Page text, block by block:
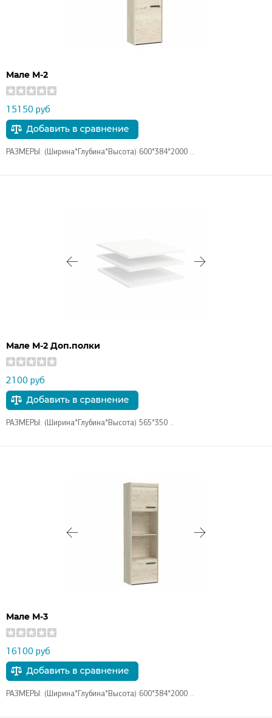
Мале М-2
15150 руб
РАЗМЕРЫ: (Ширина*Глубина*Высота) 600*384*2000 ..
Мале М-2 Доп.полки
2100 руб
РАЗМЕРЫ: (Ширина*Глубина*Высота) 565*350 ..
Мале М-3
16100 руб
РАЗМЕРЫ: (Ширина*Глубина*Высота) 600*384*2000 ..